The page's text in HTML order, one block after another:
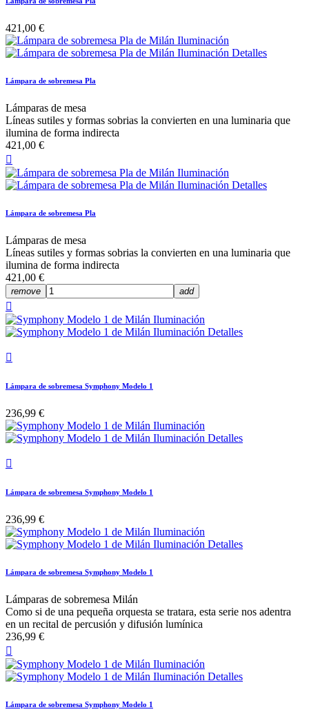
421,00 €
Lámpara de sobremesa Pla
Lámparas de mesa
Líneas sutiles y formas sobrias la convierten en una luminaria que
ilumina de forma indirecta
421,00 €

Lámpara de sobremesa Pla
Lámparas de mesa
Líneas sutiles y formas sobrias la convierten en una luminaria que
ilumina de forma indirecta
421,00 €
remove add


Lámpara de sobremesa Symphony Modelo 1
236,99 €

Lámpara de sobremesa Symphony Modelo 1
236,99 €
Lámpara de sobremesa Symphony Modelo 1
Lámparas de sobremesa Milán
Como si de una pequeña orquesta se tratara, esta serie nos adentra
en un recital de percusión y difusión lumínica
236,99 €

Lámpara de sobremesa Symphony Modelo 1